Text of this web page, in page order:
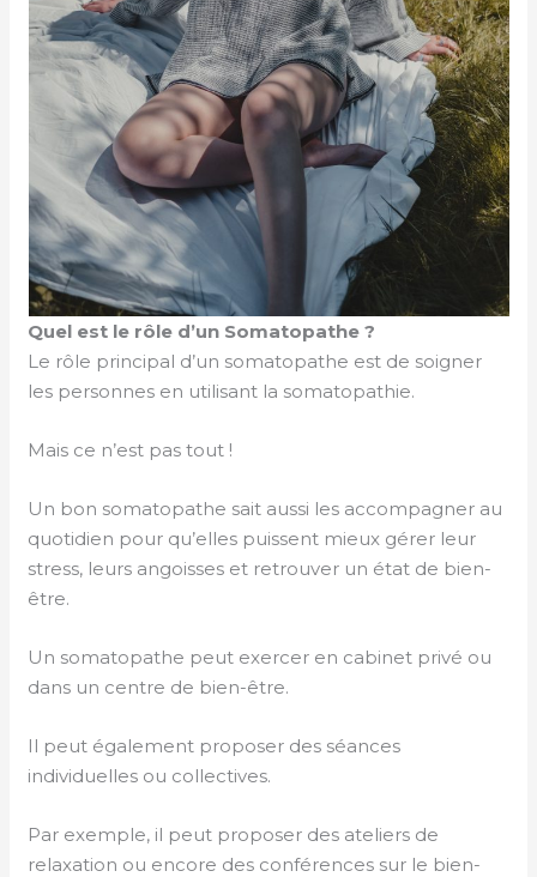
Quel est le rôle d’un Somatopathe ?
Le rôle principal d’un somatopathe est de soigner
les personnes en utilisant la somatopathie.
Mais ce n’est pas tout !
Un bon somatopathe sait aussi les accompagner au
quotidien pour qu’elles puissent mieux gérer leur
stress, leurs angoisses et retrouver un état de bien-
être.
Un somatopathe peut exercer en cabinet privé ou
dans un centre de bien-être.
Il peut également proposer des séances
individuelles ou collectives.
Par exemple, il peut proposer des ateliers de
relaxation ou encore des conférences sur le bien-